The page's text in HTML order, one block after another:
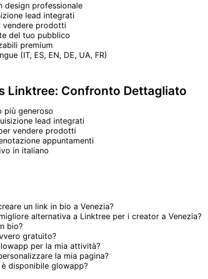
design professionale
lead integrati
vendere prodotti
del tuo pubblico
premium
(IT, ES, EN, DE, UA, FR)
Linktree: Confronto Dettagliato
più generoso
lead integrati
vendere prodotti
appuntamenti
in italiano
un link in bio a Venezia?
alternativa a Linktree per i creator a Venezia?
bio?
gratuito?
per la mia attività?
la mia pagina?
disponibile glowapp?